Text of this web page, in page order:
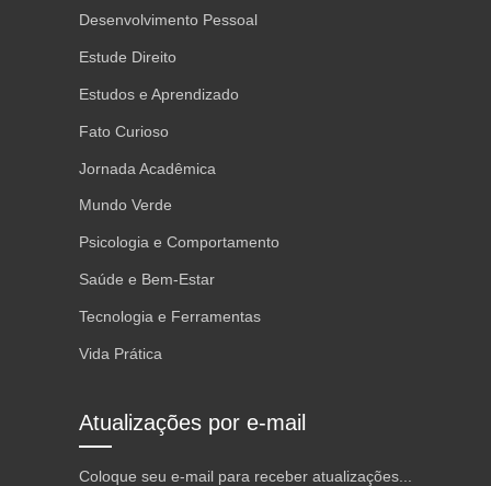
Desenvolvimento Pessoal
Estude Direito
Estudos e Aprendizado
Fato Curioso
Jornada Acadêmica
Mundo Verde
Psicologia e Comportamento
Saúde e Bem-Estar
Tecnologia e Ferramentas
Vida Prática
Atualizações por e-mail
Coloque seu e-mail para receber atualizações...